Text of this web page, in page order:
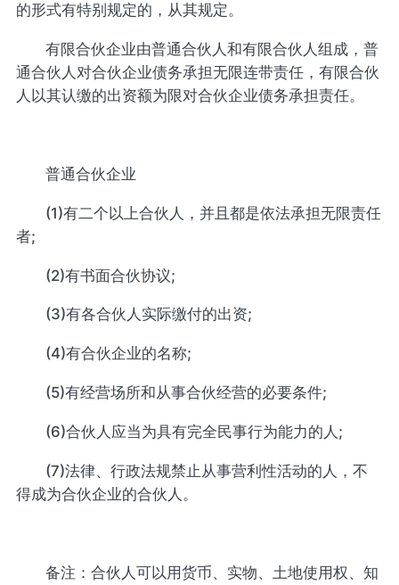
的形式有特别规定的，从其规定。
有限合伙企业由普通合伙人和有限合伙人组成，普
通合伙人对合伙企业债务承担无限连带责任，有限合伙
人以其认缴的出资额为限对合伙企业债务承担责任。
普通合伙企业
(1)有二个以上合伙人，并且都是依法承担无限责任
者;
(2)有书面合伙协议;
(3)有各合伙人实际缴付的出资;
(4)有合伙企业的名称;
(5)有经营场所和从事合伙经营的必要条件;
(6)合伙人应当为具有完全民事行为能力的人;
(7)法律、行政法规禁止从事营利性活动的人，不
得成为合伙企业的合伙人。
备注：合伙人可以用货币、实物、土地使用权、知